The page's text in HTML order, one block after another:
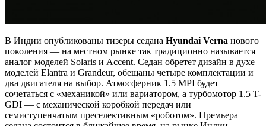
В Индии опубликованы тизеры седана Hyundai Verna нового
поколения — на местном рынке так традиционно называется
аналог моделей Solaris и Accent. Седан обретет дизайн в духе
моделей Elantra и Grandeur, обещаны четыре комплектации и
два двигателя на выбор. Атмосферник 1.5 MPI будет
сочетаться с «механикой» или вариатором, а турбомотор 1.5 T-
GDI — с механической коробкой передач или
семиступенчатым преселективным «роботом». Премьера